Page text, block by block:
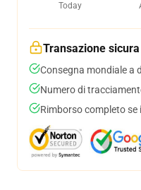
Today
Transazione sicura
Consegna mondiale a
Numero di
Rimborso completo